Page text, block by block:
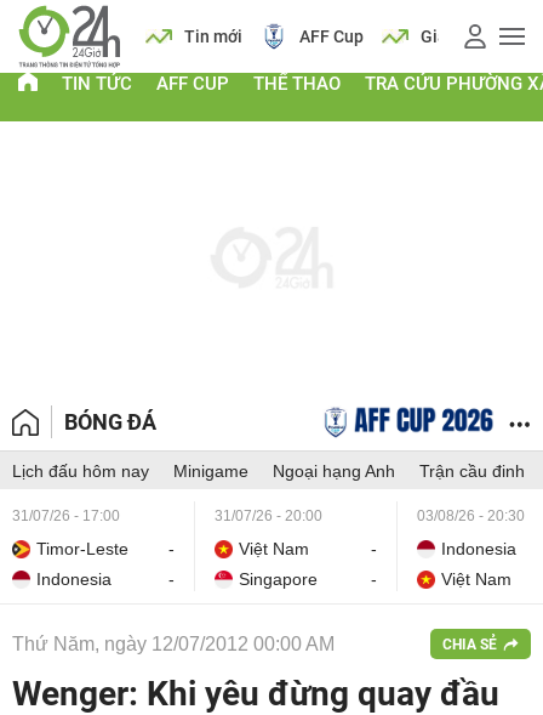
Lịch Tin mới AFF Cup Giá vàng
TIN TỨC AFF CUP THỂ THAO TRA CỨU PHƯỜNG
BÓNG ĐÁ
Lịch đấu hôm nay Minigame Ngoại hạng Anh Trận cầu đinh
31/07/26 - 17:00
Timor-Leste
-
Indonesia
-
31/07/26 - 20:00
Việt Nam
-
Singapore
-
03/08/26 - 20:30
Indonesia
Việt Nam
Thứ Năm, ngày 12/07/2012 00:00 AM CHIA SẺ
Wenger: Khi yêu đừng quay đầu